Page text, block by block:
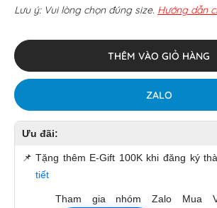
Lưu ý: Vui lòng chọn đúng size. Hướng dẫn
THÊM VÀO GIỎ HÀNG
ZALO
Ưu đãi:
📌 Tặng thêm E-Gift 100K khi đăng ký
tiết
Tham gia nhóm Zalo Mua